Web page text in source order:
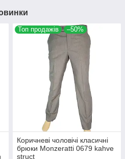
Топ продажів –50%
Коричневі чоловічі класичні
брюки Monzeratti 0679 kahve
struct